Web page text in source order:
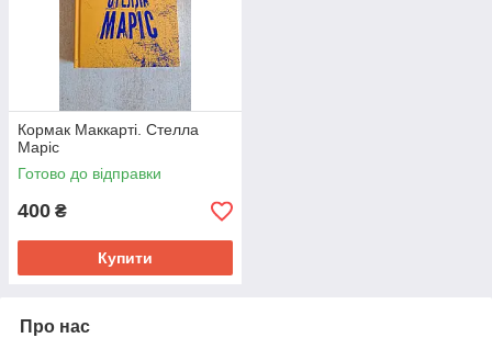
Кормак Маккарті. Стелла
Маріс
Готово до відправки
400 ₴
Купити
Про нас